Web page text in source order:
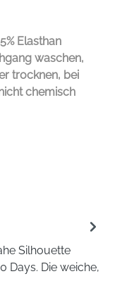
Elasthan
waschen,
trocknen, bei
chemisch
Silhouette
Days. Die weiche,